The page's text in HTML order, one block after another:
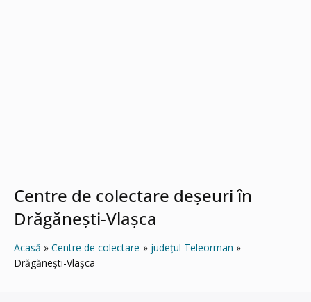
Centre de colectare deșeuri în
Drăgăneşti-Vlaşca
Acasă Centre de colectare
județul Teleorman
Drăgăneşti-Vlaşca